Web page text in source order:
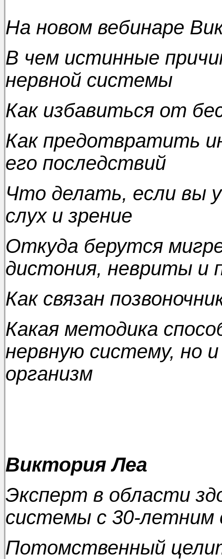
На новом вебинаре
В чем истинные
нервной системы
Как избавиться от
Как предотвратить
его последствий
Что делать, если вы
слух и зрение
Откуда берутся
дистония, невриты и
Как связан
Какая методика
нервную систему, но
организм
Виктория Леа
Эксперт в области
системы с 30-
Потомственный